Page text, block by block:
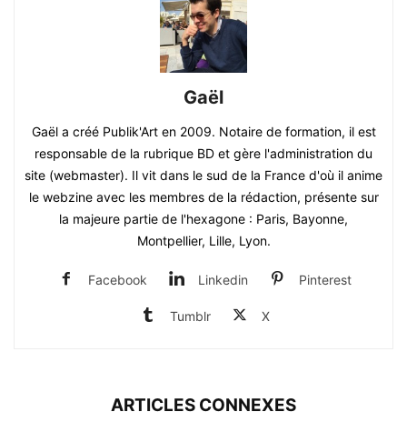
Gaël
Gaël a créé Publik'Art en 2009. Notaire de formation, il est
responsable de la rubrique BD et gère l'administration du
site (webmaster). Il vit dans le sud de la France d'où il anime
le webzine avec les membres de la rédaction, présente sur
la majeure partie de l'hexagone : Paris, Bayonne,
Montpellier, Lille, Lyon.
Facebook Linkedin Pinterest
Tumblr X
ARTICLES CONNEXES